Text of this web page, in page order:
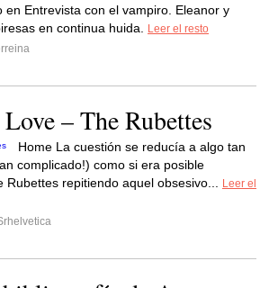
en Entrevista con el vampiro. Eleanor y
en continua huida.
Leer el resto
– The Rubettes
Home La cuestión se reducía a algo tan
complicado!) como si era posible
Rubettes repitiendo aquel obsesivo...
Leer el